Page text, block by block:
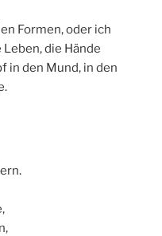
Formen, oder ich
die Hände
in den Mund, in den